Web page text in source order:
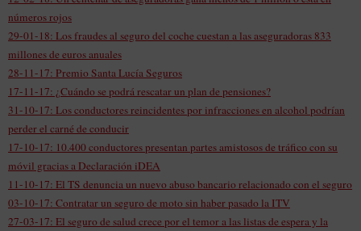
números rojos
29-01-18: Los fraudes al seguro del coche cuestan a las aseguradoras 833
millones de euros anuales
28-11-17: Premio Santa Lucía Seguros
17-11-17: ¿Cuándo se podrá rescatar un plan de pensiones?
31-10-17: Los conductores reincidentes por infracciones en alcohol podrían
perder el carné de conducir
17-10-17: 10.400 conductores presentan partes amistosos de tráfico con su
móvil gracias a Declaración iDEA
11-10-17: El TS denuncia un nuevo abuso bancario relacionado con el seguro
03-10-17: Contratar un seguro de moto sin haber pasado la ITV
27-03-17: El seguro de salud crece por el temor a las listas de espera y la